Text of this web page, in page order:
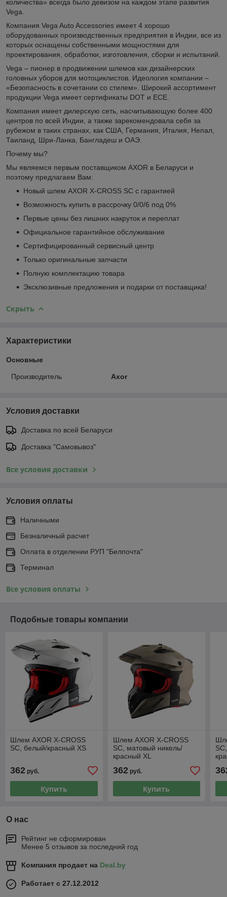
количества» всегда было девизом на каждом этапе развития
Vega.
Компания Vega Auto Accessories имеет 4 хорошо
оборудованных производственных предприятия в Индии, все из
которых оснащены собственными мощностями для
проектирования, обработки, изготовления, сборки и испытаний.
Vega – пионер в продвижении шлемов как дизайнерских
головных уборов для мотоциклистов. Идеология компании –
«Безопасность в сочетании со стилем». Широкий ассортимент
продукции Vega имеет сертификаты DOT и ECE.
Компания имеет дилерскую сеть, насчитывающую более 400
центров по всей Индии, а также зарекомендовала себя за
рубежом в таких странах, как США, Германия, Италия, Непал,
Таиланд, Шри-Ланка, Бангладеш и ОАЭ.
Почему мы?
Мы являемся первым поставщиком AXOR в Беларуси и
поэтому предлагаем Вам:
Новый шлем AXOR X-CROSS SC с гарантией
Возможность купить в рассрочку 0/0/6 под 0%
Первые цены без лишних накруток и переплат
Официальное гарантийное обслуживание
Сертифицированный сервисный центр
Только оригинальные запчасти
Полную комплектацию товара
Эксклюзивные предложения и подарки от поставщика!
Скрыть
Характеристики
Основные
Производитель Axor
Условия доставки
Доставка по всей Беларуси
Доставка "Самовывоз"
Все условия доставки
Условия оплаты
Наличными
Безналичный расчет
Оплата в отделении РУП "Белпочта"
Терминал
Все условия оплаты
Подобные товары компании
Шлем AXOR X-CROSS
SC, белый/красный XS
362 руб.
Купить
Шлем AXOR X-CROSS
SC, матовый никель/
красный XL
362руб.
Купить
О нас
Рейтинг не сформирован
Менее 5 отзывов за последний год
Компания продает на Deal.by
Работает с 27.12.2012